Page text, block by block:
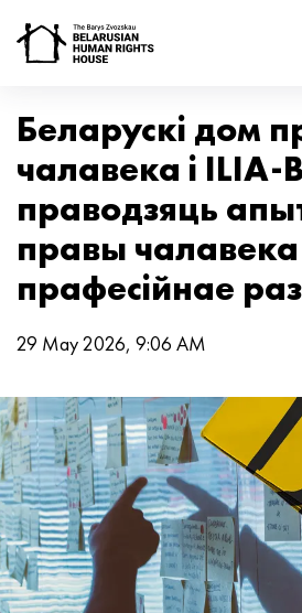
Беларускі дом
чалавека і ILIA-
праводзяць
правы чалавека
прафесійнае
29 May 2026, 9:06 AM